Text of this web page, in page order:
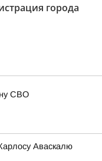
города
СВО
Аваскалю